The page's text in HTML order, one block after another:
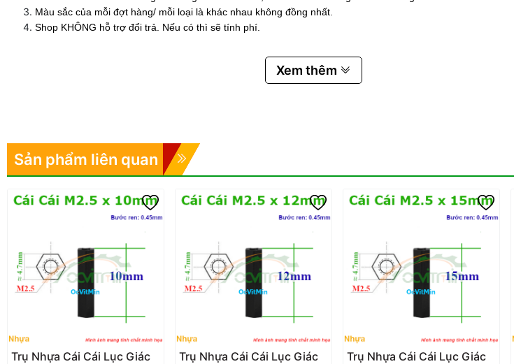
Màu sắc của mỗi đợt hàng/ mỗi loại là khác nhau không đồng nhất.
Shop KHÔNG hỗ trợ đổi trả. Nếu có thì sẽ tính phí.
Xem thêm
Sản phẩm liên quan
Trụ Nhựa Cái Cái Lục Giác
Trụ Nhựa Cái Cái Lục Giác
Trụ Nhựa Cái Cái Lục Giác